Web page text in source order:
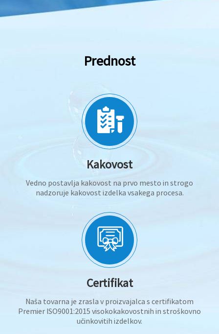
Prednost
Kakovost
Vedno postavlja kakovost na prvo mesto in strogo
nadzoruje kakovost izdelka vsakega procesa.
Certifikat
Naša tovarna je zrasla v proizvajalca s certifikatom
Premier ISO9001:2015 visokokakovostnih in stroškovno
učinkovitih izdelkov.